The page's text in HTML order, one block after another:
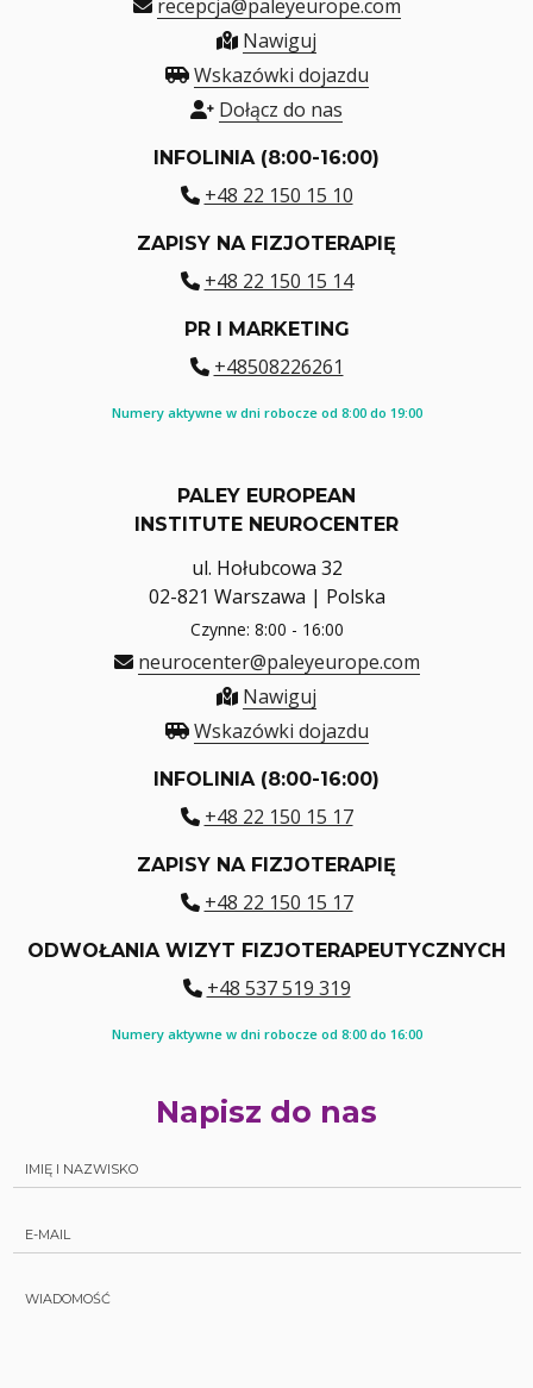
recepcja@paleyeurope.com
Nawiguj
Wskazówki dojazdu
Dołącz do nas
INFOLINIA (8:00-16:00)
+48 22 150 15 10
ZAPISY NA FIZJOTERAPIĘ
+48 22 150 15 14
PR I MARKETING
+48508226261
Numery aktywne w dni robocze od 8:00 do 19:00
PALEY EUROPEAN
INSTITUTE NEUROCENTER
ul. Hołubcowa 32
02-821 Warszawa | Polska
Czynne: 8:00 - 16:00
neurocenter@paleyeurope.com
Nawiguj
Wskazówki dojazdu
INFOLINIA (8:00-16:00)
+48 22 150 15 17
ZAPISY NA FIZJOTERAPIĘ
+48 22 150 15 17
ODWOŁANIA WIZYT FIZJOTERAPEUTYCZNYCH
+48 537 519 319
Numery aktywne w dni robocze od 8:00 do 16:00
Napisz do nas